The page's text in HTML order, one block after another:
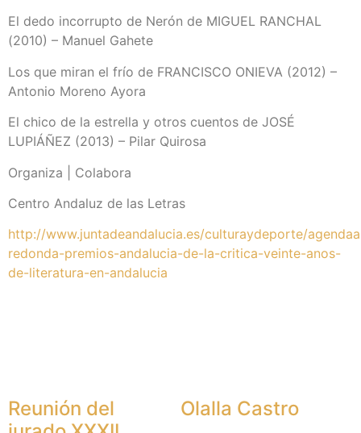
El dedo incorrupto de Nerón de MIGUEL RANCHAL
(2010) – Manuel Gahete
Los que miran el frío de FRANCISCO ONIEVA (2012) –
Antonio Moreno Ayora
El chico de la estrella y otros cuentos de JOSÉ
LUPIÁÑEZ (2013) – Pilar Quirosa
Organiza | Colabora
Centro Andaluz de las Letras
http://www.juntadeandalucia.es/culturaydeporte/
redonda-premios-andalucia-de-la-critica-veinte-anos-
de-literatura-en-andalucia
Reunión del
Olalla Castro